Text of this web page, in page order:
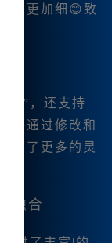
出更加细😊致
图”，还支持
并通过修改和
供了更多的灵
融合